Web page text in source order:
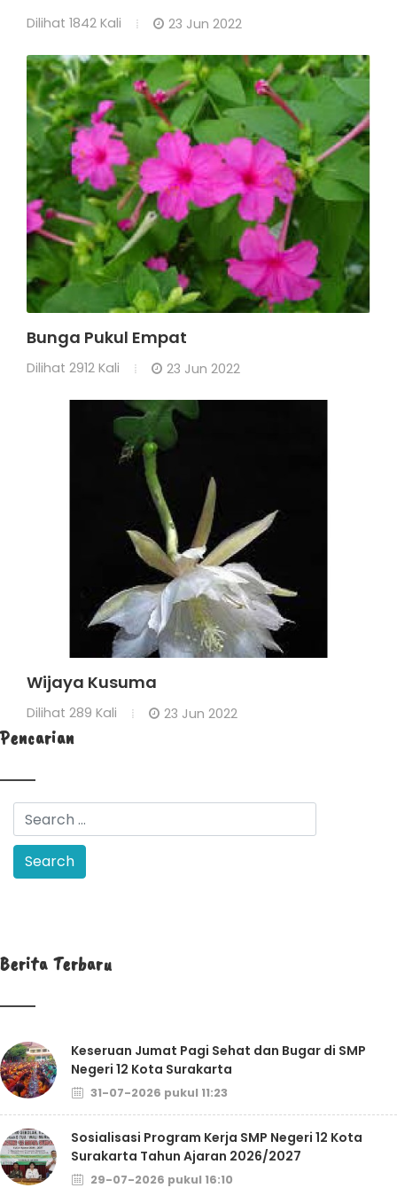
Dilihat 1842 Kali 23 Jun 2022
Bunga Pukul Empat
Dilihat 2912 Kali 23 Jun 2022
Wijaya Kusuma
Dilihat 289 Kali 23 Jun 2022
Pencarian
Berita Terbaru
Keseruan Jumat Pagi Sehat dan Bugar di SMP
Negeri 12 Kota Surakarta
31-07-2026 pukul 11:23
Sosialisasi Program Kerja SMP Negeri 12 Kota
Surakarta Tahun Ajaran 2026/2027
29-07-2026 pukul 16:10